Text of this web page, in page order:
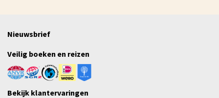
Nieuwsbrief
Veilig boeken en reizen
Bekijk klantervaringen